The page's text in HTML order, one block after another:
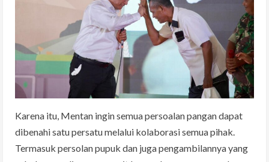
Karena itu, Mentan ingin semua persoalan pangan dapat
dibenahi satu persatu melalui kolaborasi semua pihak.
Termasuk persolan pupuk dan juga pengambilannya yang